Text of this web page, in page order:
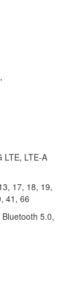
LTE, LTE-A
17, 18, 19,
41, 66
5.0,